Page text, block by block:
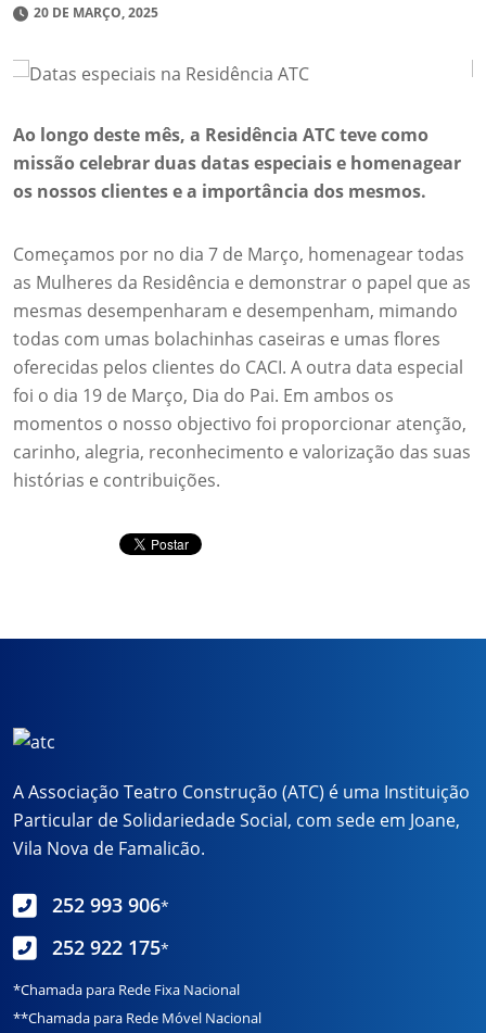
20 DE MARÇO, 2025
Ao longo deste mês, a Residência ATC teve como
missão celebrar duas datas especiais e homenagear
os nossos clientes e a importância dos mesmos.
Começamos por no dia 7 de Março, homenagear todas
as Mulheres da Residência e demonstrar o papel que as
mesmas desempenharam e desempenham, mimando
todas com umas bolachinhas caseiras e umas flores
oferecidas pelos clientes do CACI. A outra data especial
foi o dia 19 de Março, Dia do Pai. Em ambos os
momentos o nosso objectivo foi proporcionar atenção,
carinho, alegria, reconhecimento e valorização das suas
histórias e contribuições.
A Associação Teatro Construção (ATC) é uma Instituição
Particular de Solidariedade Social, com sede em Joane,
Vila Nova de Famalicão.
252 993 906*
252 922 175*
*Chamada para Rede Fixa Nacional
**Chamada para Rede Móvel Nacional